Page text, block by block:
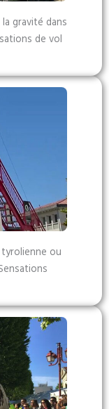
gravité dans
de vol
tyrolienne ou